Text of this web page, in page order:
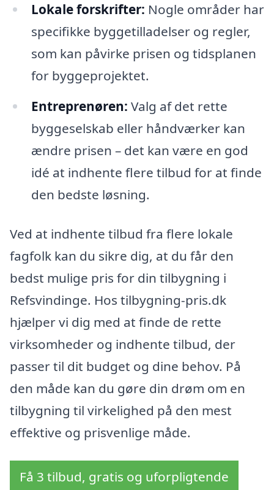
Lokale forskrifter: Nogle områder har
specifikke byggetilladelser og regler,
som kan påvirke prisen og tidsplanen
for byggeprojektet.
Entreprenøren: Valg af det rette
byggeselskab eller håndværker kan
ændre prisen – det kan være en god
idé at indhente flere tilbud for at finde
den bedste løsning.
Ved at indhente tilbud fra flere lokale
fagfolk kan du sikre dig, at du får den
bedst mulige pris for din tilbygning i
Refsvindinge. Hos tilbygning-pris.dk
hjælper vi dig med at finde de rette
virksomheder og indhente tilbud, der
passer til dit budget og dine behov. På
den måde kan du gøre din drøm om en
tilbygning til virkelighed på den mest
effektive og prisvenlige måde.
Få 3 tilbud, gratis og uforpligtende